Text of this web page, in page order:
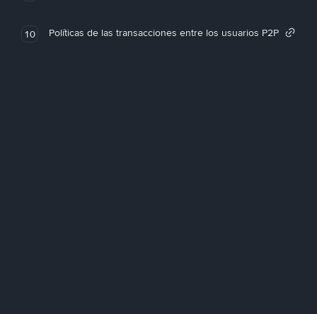
10 Políticas de las transacciones entre los usuarios P2P